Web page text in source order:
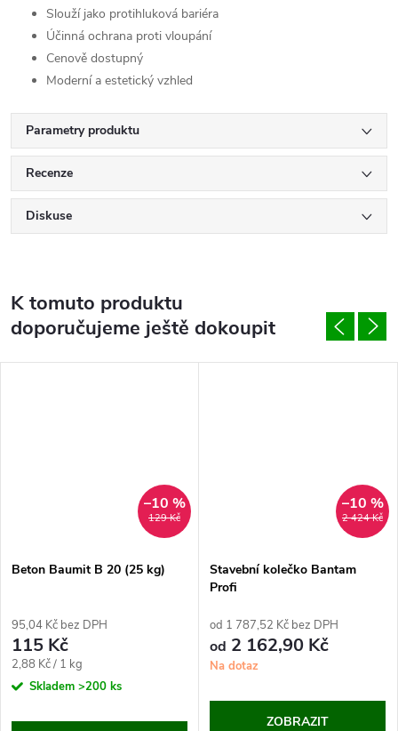
Slouží jako protihluková bariéra
Účinná ochrana proti vloupání
Cenově dostupný
Moderní a estetický vzhled
Parametry produktu
Recenze
Diskuse
K tomuto produktu
doporučujeme ještě dokoupit
129 Kč
–10 %
Beton Baumit B 20 (25 kg)
95,04 Kč bez DPH
115 Kč
Měrná
cena:
2,88 Kč / 1 kg
Skladem >200 ks
2 424 Kč
–10 %
Stavební kolečko Bantam
Profi
od 1 787,52 Kč bez DPH
od 2 162,90 Kč
Na dotaz
ZOBRAZIT